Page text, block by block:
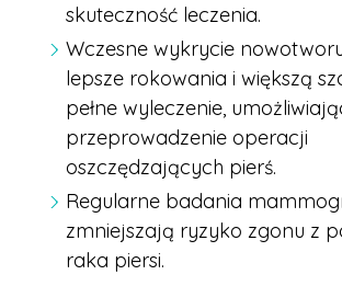
skuteczność leczenia.
Wczesne wykrycie
lepsze rokowania i większą
pełne wyleczenie,
przeprowadzenie operacji
oszczędzających pierś.
Regularne badania
zmniejszają ryzyko zgonu z
raka piersi.